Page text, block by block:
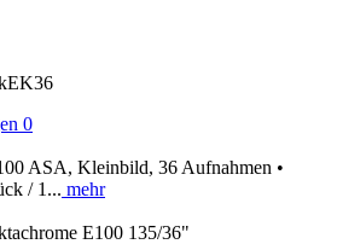
0
ASA, Kleinbild, 36 Aufnahmen •
/ 1... mehr
E100 135/36"